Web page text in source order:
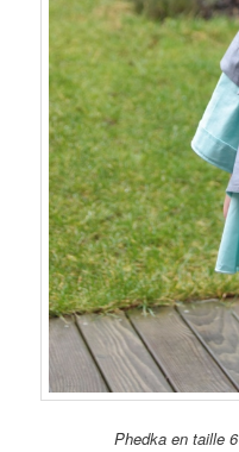
Phedka en taille